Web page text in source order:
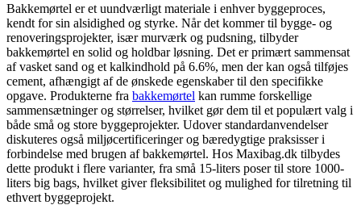
Bakkemørtel er et uundværligt materiale i enhver byggeproces,
kendt for sin alsidighed og styrke. Når det kommer til bygge- og
renoveringsprojekter, især murværk og pudsning, tilbyder
bakkemørtel en solid og holdbar løsning. Det er primært sammensat
af vasket sand og et kalkindhold på 6.6%, men der kan også tilføjes
cement, afhængigt af de ønskede egenskaber til den specifikke
opgave. Produkterne fra bakkemørtel kan rumme forskellige
sammensætninger og størrelser, hvilket gør dem til et populært valg i
både små og store byggeprojekter. Udover standardanvendelser
diskuteres også miljøcertificeringer og bæredygtige praksisser i
forbindelse med brugen af bakkemørtel. Hos Maxibag.dk tilbydes
dette produkt i flere varianter, fra små 15-liters poser til store 1000-
liters big bags, hvilket giver fleksibilitet og mulighed for tilretning til
ethvert byggeprojekt.